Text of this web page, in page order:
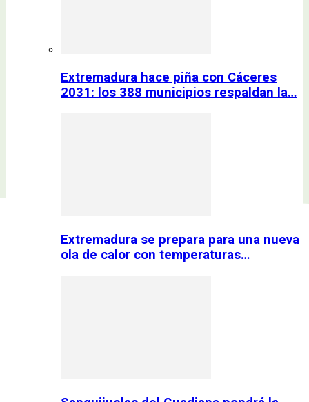
Extremadura hace piña con Cáceres
2031: los 388 municipios respaldan la…
Extremadura se prepara para una nueva
ola de calor con temperaturas…